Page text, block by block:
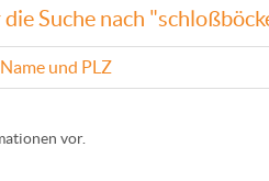
Suche nach
und PLZ
vor.